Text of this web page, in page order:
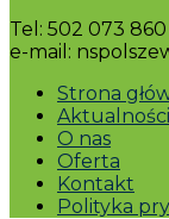
Tel: 502 073 860
e-mail:
Strona
Aktualności
O nas
Oferta
Kontakt
Polityka